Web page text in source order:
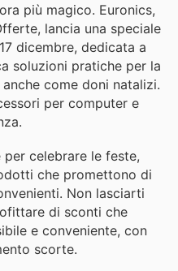
più magico. Euronics,
lancia una speciale
dicembre, dedicata a
soluzioni pratiche per la
come doni natalizi.
per computer e
celebrare le feste,
che promettono di
Non lasciarti
di sconti che
e conveniente, con
scorte.